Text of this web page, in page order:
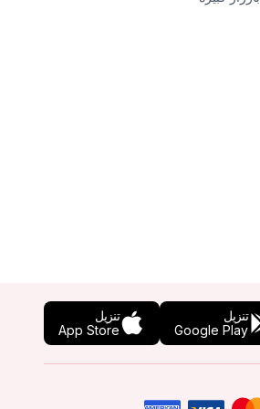
تنزيل
Google Play
تنزيل
App Store